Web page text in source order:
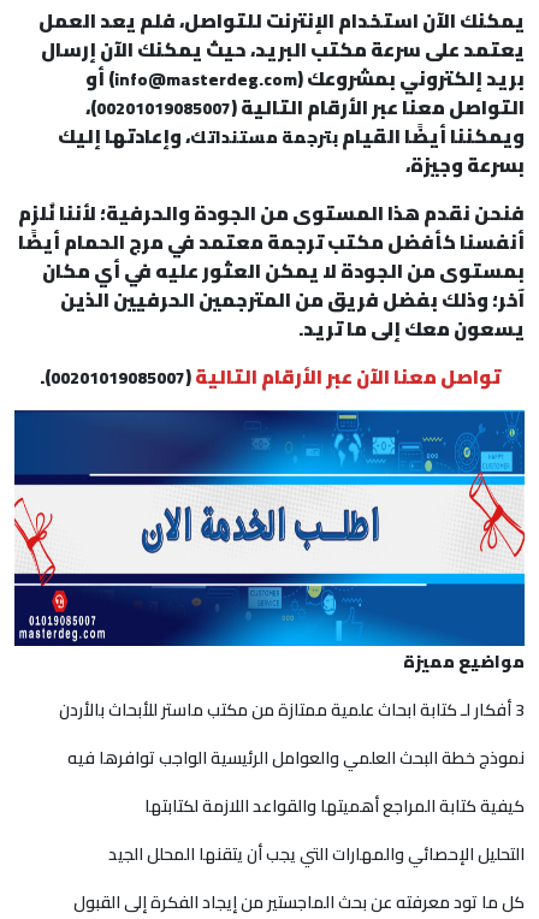
يمكنك الآن استخدام الإنترنت للتواصل، فلم يعد العمل
يعتمد على سرعة مكتب البريد، حيث يمكنك الآن إرسال
بريد إلكتروني بمشروعك (info@masterdeg.com) أو
التواصل معنا عبر الأرقام التالية (00201019085007)،
ويمكننا أيضًا القيامبترجمة مستنداتك، وإعادتها إليك
بسرعة وجيزة،
فنحن نقدم هذا المستوى من الجودة والحرفية؛ لأننا نُلزم
أنفسنا كأفضل مكتب ترجمة معتمد في مرج الحمام أيضًا
بمستوى من الجودة لا يمكن العثور عليه في أي مكان
آخر؛ وذلك بفضل فريق من المترجمين الحرفيين الذين
يسعون معك إلى ما تريد.
تواصل معنا الآن عبر الأرقام التالية(
00201019085007
).
مواضيع مميزة
3 أفكار لـ كتابة ابحاث علمية ممتازة من مكتب ماستر للأبحاث بالأردن
نموذج خطة البحث العلمي والعوامل الرئيسية الواجب توافرها فيه
كيفية كتابة المراجع أهميتها والقواعد اللازمة لكتابتها
التحليل الإحصائي والمهارات التي يجب أن يتقنها المحلل الجيد
كل ما تود معرفته عن بحث الماجستير من إيجاد الفكرة إلى القبول